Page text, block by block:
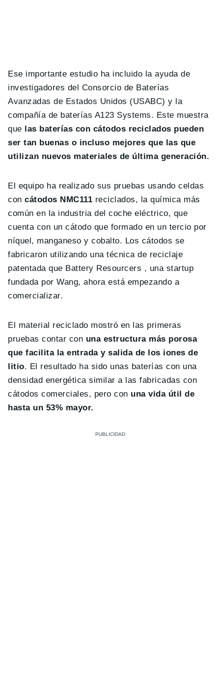
Ese importante estudio ha incluido la ayuda de
investigadores del Consorcio de Baterías
Avanzadas de Estados Unidos (USABC) y la
compañía de baterías A123 Systems. Este muestra
que las baterías con cátodos reciclados pueden
ser tan buenas o incluso mejores que las que
utilizan nuevos materiales de última generación.
El equipo ha realizado sus pruebas usando celdas
concátodos NMC111 reciclados, la química más
común en la industria del coche eléctrico, que
cuenta con un cátodo que formado en un tercio por
níquel, manganeso y cobalto. Los cátodos se
fabricaron utilizando una técnica de reciclaje
patentada que Battery Resourcers , una startup
fundada por Wang, ahora está empezando a
comercializar.
El material reciclado mostró en las primeras
pruebas contar con una estructura más porosa
que facilita la entrada y salida de los iones de
litio. El resultado ha sido unas baterías con una
densidad energética similar a las fabricadas con
cátodos comerciales, pero con una vida útil de
hasta un 53% mayor.